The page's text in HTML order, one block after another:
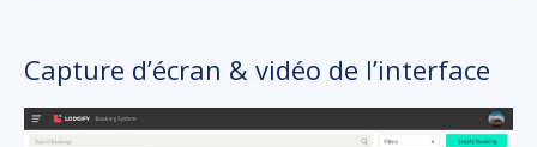
Capture d’écran & vidéo de l’interface